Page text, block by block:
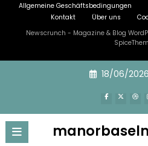
Allgemeine Geschäftsbedingungen
Kontakt
Über uns
Newscrunch - Magazine & Blog
18/06/2026